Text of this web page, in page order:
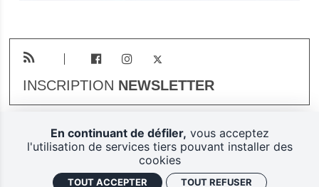
INSCRIPTION NEWSLETTER
Plan du site
Mentions légales
Politique de confidentialité
En continuant de défiler, vous acceptez
l'utilisation de services tiers pouvant installer des
cookies
TOUT ACCEPTER TOUT REFUSER